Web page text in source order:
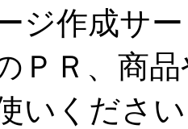
ジ作成サ
ＰＲ、商
いくださ